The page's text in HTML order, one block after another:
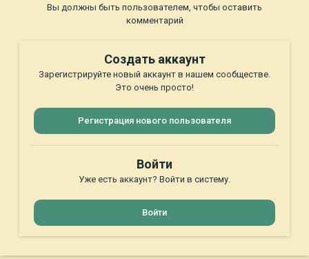
Вы должны быть пользователем, чтобы оставить
комментарий
Создать аккаунт
Зарегистрируйте новый аккаунт в нашем сообществе.
Это очень просто!
Регистрация нового пользователя
Войти
Уже есть аккаунт? Войти в систему.
Войти